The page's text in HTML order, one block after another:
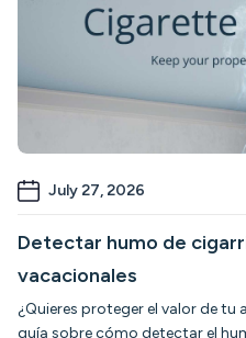
July 27, 2026
Detectar humo de
vacacionales
¿Quieres proteger el valor de tu
guía sobre cómo detectar el